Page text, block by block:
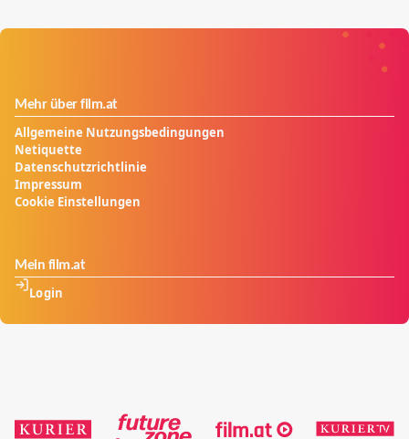
Mehr über film.at
Allgemeine Nutzungsbedingungen
Netiquette
Datenschutzrichtlinie
Impressum
Cookie Einstellungen
Mein film.at
Login